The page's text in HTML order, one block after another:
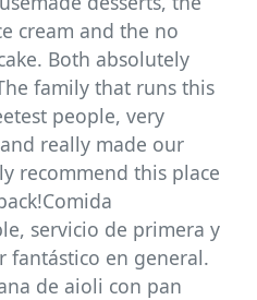
cream and the no
Both absolutely
family that runs this
people, very
really made our
recommend this place
servicio de primera y
fantástico en general.
de aioli con pan